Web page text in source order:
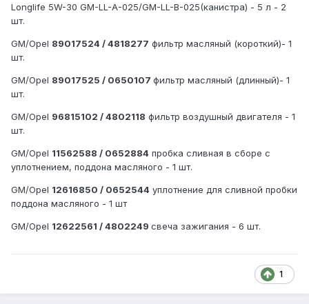
Longlife 5W-30 GM-LL-A-025/GM-LL-B-025(канистра) - 5 л - 2
шт.
GM/Opel 89017524 / 4818277 фильтр масляный (короткий)- 1
шт.
GM/Opel 89017525 / 0650107 фильтр масляный (длинный)- 1
шт.
GM/Opel 96815102 / 4802118 фильтр воздушный двигателя - 1
шт.
GM/Opel 11562588 / 0652884 пробка сливная в сборе с
уплотнением, поддона масляного - 1 шт.
GM/Opel 12616850 / 0652544 уплотнение для сливной пробки
поддона масляного - 1 шт
GM/Opel 12622561 / 4802249 свеча зажигания - 6 шт.
1